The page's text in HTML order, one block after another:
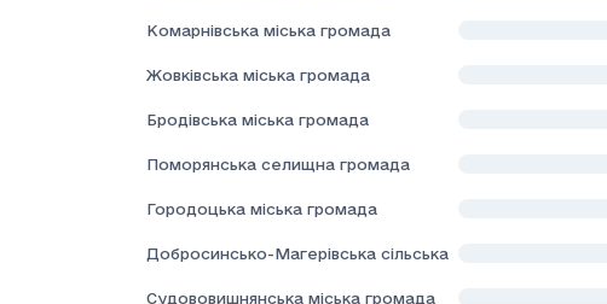
Комарнівська міська громада
Жовківська міська громада
Бродівська міська громада
Поморянська селищна громада
Городоцька міська громада
Добросинсько-Магерівська сільська громада
Судововишнянська міська громада